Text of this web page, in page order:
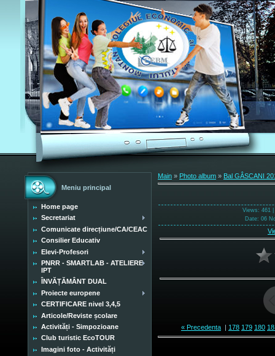
Meniu principal
Home page
Secretariat
Comunicate direcțiune/CA/CEAC
Consilier Educativ
Elevi-Profesori
PNRR - SMARTLAB - ATELIERE
IPT
ÎNVĂȚĂMÂNT DUAL
Proiecte europene
CERTIFICARE nivel 3,4,5
Articole/Reviste școlare
Activități - Simpozioane
Club turistic EcoTOUR
Imagini foto - Activități
Main » Photo album » Bal GÂSCANI
Views: 461 |
Date: 06
« Precedenta | 178 179 180